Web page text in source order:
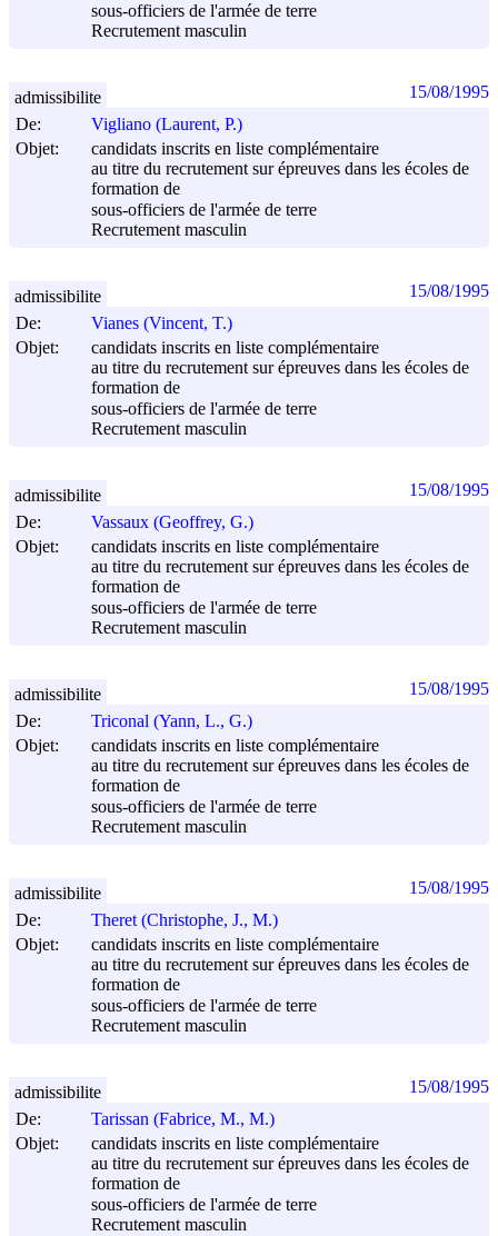
sous-officiers de l'armée de terre
Recrutement masculin
De:
Vigliano (Laurent, P.)
Objet:
candidats inscrits en liste complémentaire
au titre du recrutement sur épreuves dans les écoles de
formation de
sous-officiers de l'armée de terre
Recrutement masculin
admissibilite 15/08/1995
De:
Vianes (Vincent, T.)
Objet:
candidats inscrits en liste complémentaire
au titre du recrutement sur épreuves dans les écoles de
formation de
sous-officiers de l'armée de terre
Recrutement masculin
admissibilite 15/08/1995
De:
Vassaux (Geoffrey, G.)
Objet:
candidats inscrits en liste complémentaire
au titre du recrutement sur épreuves dans les écoles de
formation de
sous-officiers de l'armée de terre
Recrutement masculin
admissibilite 15/08/1995
De:
Triconal (Yann, L., G.)
Objet:
candidats inscrits en liste complémentaire
au titre du recrutement sur épreuves dans les écoles de
formation de
sous-officiers de l'armée de terre
Recrutement masculin
admissibilite 15/08/1995
De:
Theret (Christophe, J., M.)
Objet:
candidats inscrits en liste complémentaire
au titre du recrutement sur épreuves dans les écoles de
formation de
sous-officiers de l'armée de terre
Recrutement masculin
admissibilite 15/08/1995
De:
Tarissan (Fabrice, M., M.)
Objet:
candidats inscrits en liste complémentaire
au titre du recrutement sur épreuves dans les écoles de
formation de
sous-officiers de l'armée de terre
Recrutement masculin
admissibilite 15/08/1995